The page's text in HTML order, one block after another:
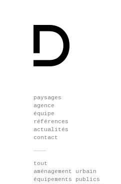
Skip
to
content
paysages
agence
équipe
références
actualités
contact
tout
aménagement urbain
équipements publics